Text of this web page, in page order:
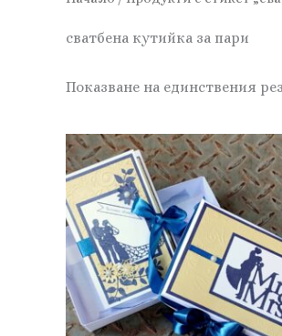
сватбена кутийка за пари
Показване на единствения